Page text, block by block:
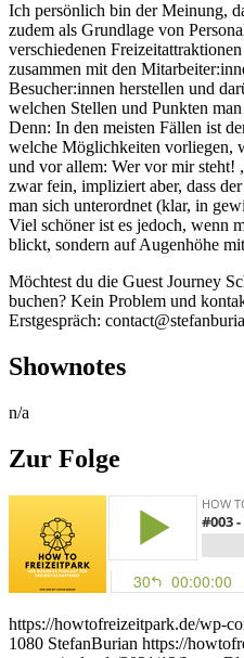
Ich persönlich bin der Meinung,
zudem als Grundlage von
verschiedenen
zusammen mit den
Besucher:innen herstellen und
welchen Stellen und Punkten
Denn: In den meisten Fällen ist
welche Möglichkeiten vorliegen,
und vor allem: Wer vor mir
zwar fein, impliziert aber, dass
man sich unterordnet (klar, in
Viel schöner ist es jedoch, wenn
blickt, sondern auf Augenhöhe
Möchtest du die Guest Journey
buchen? Kein Problem und
Erstgespräch:
Shownotes
n/a
Zur Folge
https://howtofreizeitpark.de/wp-
1080 StefanBurian https://